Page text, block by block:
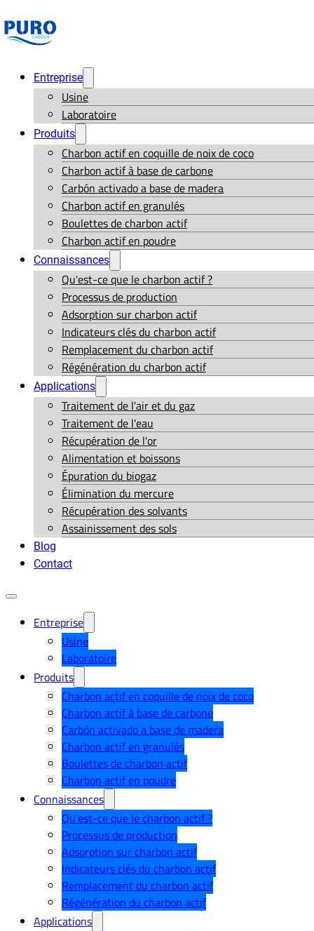
Entreprise
Usine
Laboratoire
Produits
Charbon actif en coquille de noix de coco
Charbon actif à base de carbone
Carbón activado a base de madera
Charbon actif en granulés
Boulettes de charbon actif
Charbon actif en poudre
Connaissances
Qu'est-ce que le charbon actif ?
Processus de production
Adsorption sur charbon actif
Indicateurs clés du charbon actif
Remplacement du charbon actif
Régénération du charbon actif
Applications
Traitement de l'air et du gaz
Traitement de l'eau
Récupération de l'or
Alimentation et boissons
Épuration du biogaz
Élimination du mercure
Récupération des solvants
Assainissement des sols
Blog
Contact
Entreprise
Usine
Laboratoire
Produits
Charbon actif en coquille de noix de coco
Charbon actif à base de carbone
Carbón activado a base de madera
Charbon actif en granulés
Boulettes de charbon actif
Charbon actif en poudre
Connaissances
Qu'est-ce que le charbon actif ?
Processus de production
Adsorption sur charbon actif
Indicateurs clés du charbon actif
Remplacement du charbon actif
Régénération du charbon actif
Applications